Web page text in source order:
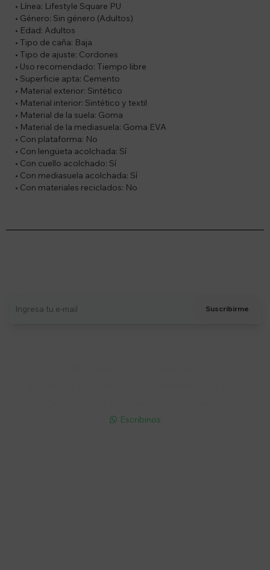
• Línea: Lifestyle Square PU
• Género: Sin género (Adultos)
• Edad: Adultos
• Tipo de caña: Baja
• Tipo de ajuste: Cordones
• Uso recomendado: Tiempo libre
• Superficie apta: Cemento
• Material exterior: Sintético
• Material interior: Sintético y textil
• Material de la suela: Goma
• Material de la mediasuela: Goma EVA
• Con plataforma: No
• Con lengüeta acolchada: Sí
• Con cuello acolchado: Sí
• Con mediasuela acolchada: Sí
• Con materiales reciclados: No
Suscribirme
 Escribinos